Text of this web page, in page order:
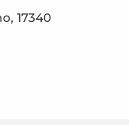
17340